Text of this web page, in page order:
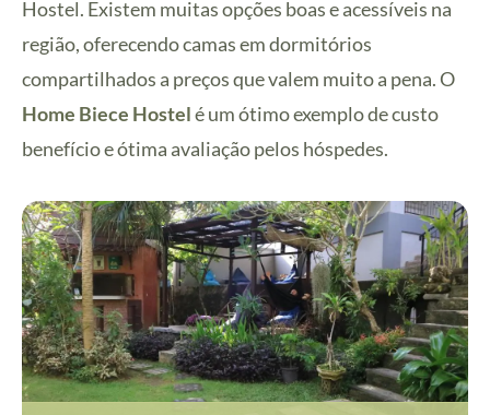
Hostel. Existem muitas opções boas e acessíveis na
região, oferecendo camas em dormitórios
compartilhados a preços que valem muito a pena. O
Home Biece Hostelé um ótimo exemplo de custo
benefício e ótima avaliação pelos hóspedes.